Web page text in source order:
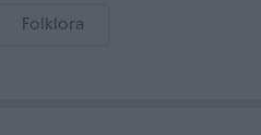
Folklora